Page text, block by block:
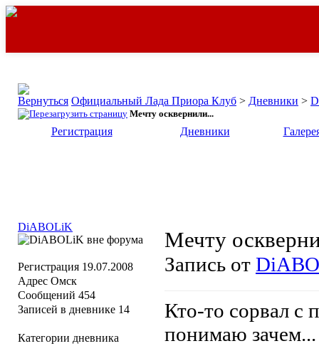
Официальный Лада Приора Клуб > Дневники >
Мечту осквернили...
Регистрация Дневники
Мечту
Запись от
Кто-то сорвал с
понимаю
DiABOLiK
Регистрация 19.07.2008
Адрес Омск
Сообщений 454
Записей в дневнике 14
Категории дневника